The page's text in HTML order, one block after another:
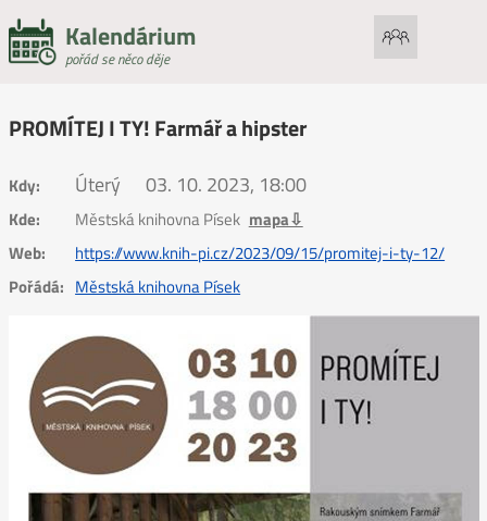
Kalendárium
pořád se něco děje
PROMÍTEJ I TY! Farmář a hipster
Kdy: Úterý 03. 10. 2023, 18:00
Kde: Městská knihovna Písek mapa⇩
Web:
https://www.knih-pi.cz/2023/09/15/promitej-i-ty-12/
Pořádá: Městská knihovna Písek